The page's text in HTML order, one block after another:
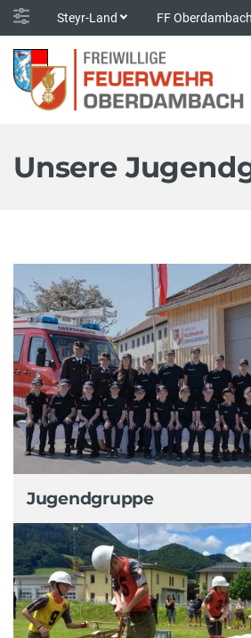
Steyr-Land FF Oberdambach
Unsere
Jugendgruppe